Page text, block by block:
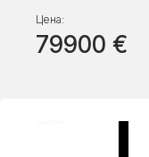
Цена:
79900 €